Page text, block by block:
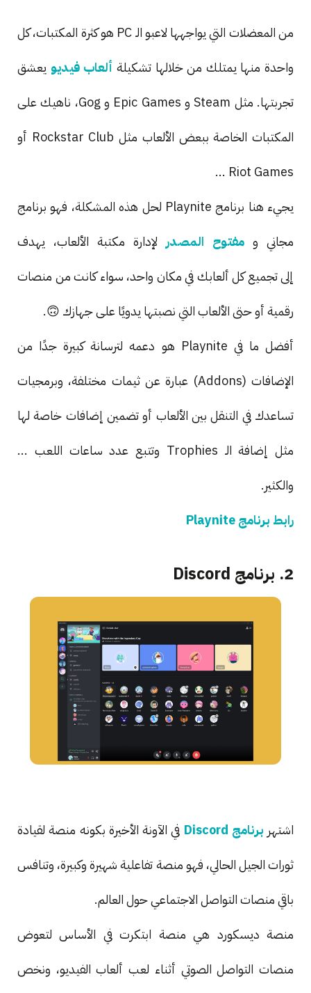
من المعضلات التي يواجهها لاعبو الـ PC هو كثرة المكتبات، كل
واحدة منها يمتلك من خلالها تشكيلة ألعاب فيديو يعشق
تجربتها. مثل Steam و Epic Games و Gog، ناهيك على
المكتبات الخاصة ببعض الألعاب مثل Rockstar Club أو
Riot Games ...
يجيء هنا برنامج Playnite لحل هذه المشكلة، فهو برنامج
مجاني و مفتوح المصدر لإدارة مكتبة الألعاب، يهدف
إلى تجميع كل ألعابك في مكان واحد، سواء كانت من منصات
رقمية أو حتى الألعاب التي نصبتها يدويًا على جهازك 🙃.
أفضل ما في Playnite هو دعمه لترسانة كبيرة جدًا من
الإضافات (Addons) عبارة عن ثيمات مختلفة، وبرمجيات
تساعدك في التنقل بين الألعاب أو تضمين إضافات خاصة لها
مثل إضافة الـ Trophies وتتبع عدد ساعات اللعب ...
والكثير.
رابط برنامج Playnite
2. برنامج Discord
اشتهر برنامج Discord
في الآونة الأخيرة بكونه منصة لقيادة
ثورات الجيل الحالي، فهو منصة تفاعلية شهيرة وكبيرة، وتنافس
باقي منصات التواصل الاجتماعي حول العالم.
منصة ديسكورد هي منصة ابتكرت في الأساس لتعوض
منصات التواصل الصوتي أثناء لعب ألعاب الفيديو، ونخص